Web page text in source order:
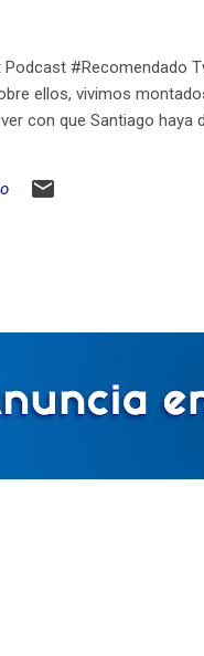
#Recomendado
ellos, vivimos
con que Santiago